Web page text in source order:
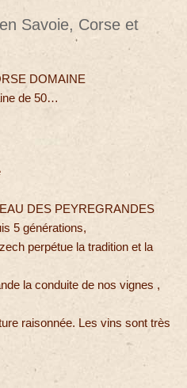
Savoie, Corse et
DOMAINE
de 50…
DES PEYREGRANDES
5 générations,
perpétue la tradition et la
la conduite de nos vignes ,
raisonnée. Les vins sont très